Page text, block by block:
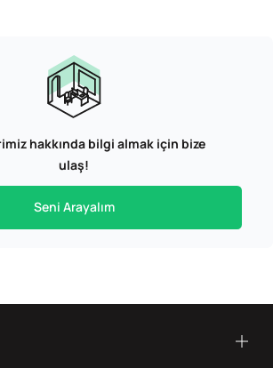
hakkında bilgi almak için bize
ulaş!
Seni Arayalım